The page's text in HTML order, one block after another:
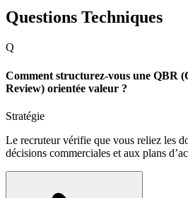
Questions Techniques
Q
Comment structurez-vous une QBR
Review) orientée valeur ?
Stratégie
Le recruteur vérifie que vous reliez les
décisions commerciales et aux plans